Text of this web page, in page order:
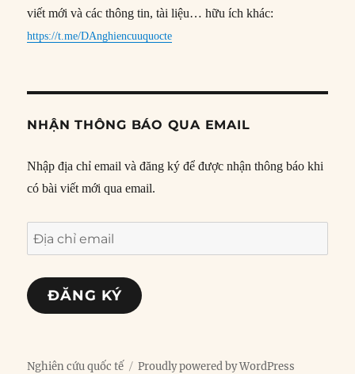
viết mới và các thông tin, tài liệu… hữu ích khác:
https://t.me/DAnghiencuuquocte
NHẬN THÔNG BÁO QUA EMAIL
Nhập địa chỉ email và đăng ký để được nhận thông báo khi
có bài viết mới qua email.
Địa
chỉ
email
ĐĂNG KÝ
Nghiên cứu quốc tế Proudly powered by WordPress